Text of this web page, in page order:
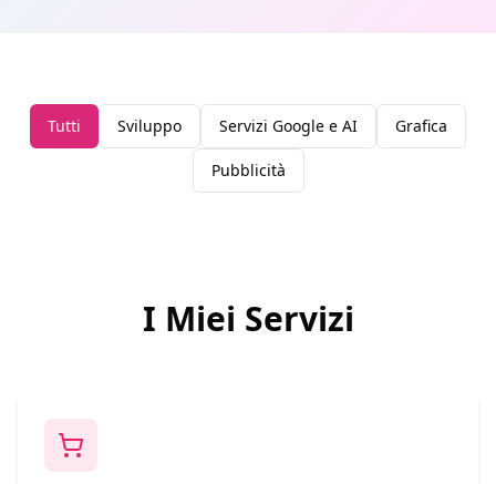
Tutti Sviluppo Servizi Google e AI Grafica
Pubblicità
I Miei Servizi